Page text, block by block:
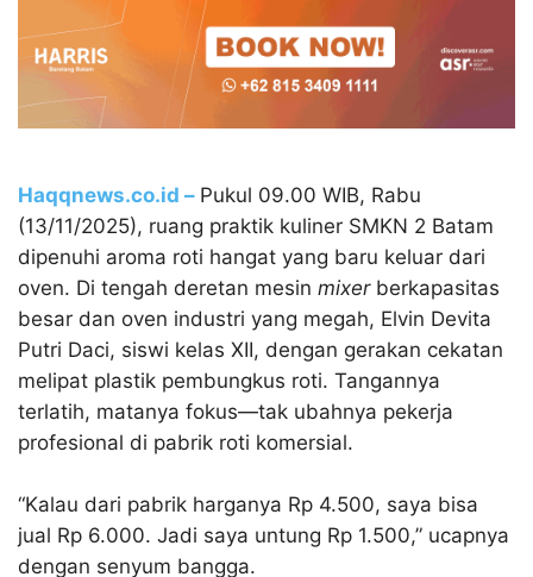
Haqqnews.co.id – Pukul 09.00 WIB, Rabu
(13/11/2025), ruang praktik kuliner SMKN 2 Batam
dipenuhi aroma roti hangat yang baru keluar dari
oven. Di tengah deretan mesin mixerberkapasitas
besar dan oven industri yang megah, Elvin Devita
Putri Daci, siswi kelas XII, dengan gerakan cekatan
melipat plastik pembungkus roti. Tangannya
terlatih, matanya fokus—tak ubahnya pekerja
profesional di pabrik roti komersial.​
“Kalau dari pabrik harganya Rp 4.500, saya bisa
jual Rp 6.000. Jadi saya untung Rp 1.500,” ucapnya
dengan senyum bangga.​